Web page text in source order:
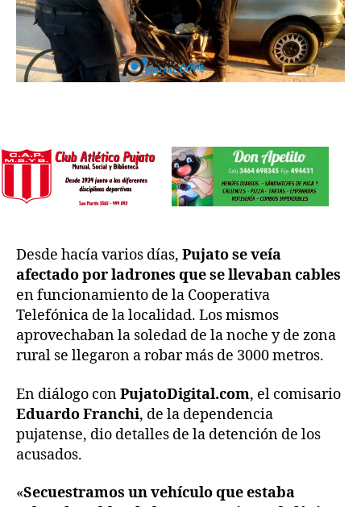
Desde hacía varios días, Pujato se veía
afectado por ladrones que se llevaban cables
en funcionamiento de la Cooperativa
Telefónica de la localidad. Los mismos
aprovechaban la soledad de la noche y de zona
rural se llegaron a robar más de 3000 metros.
En diálogo conPujatoDigital.com, el comisario
Eduardo Franchi, de la dependencia
pujatense, dio detalles de la detención de los
acusados.
«Secuestramos un vehículo que estaba